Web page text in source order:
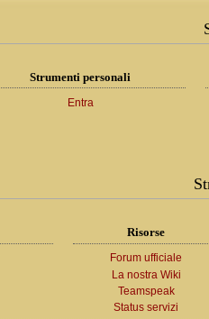
Strumenti personali
Entra
Risorse
Forum ufficiale
La nostra Wiki
Teamspeak
Status servizi